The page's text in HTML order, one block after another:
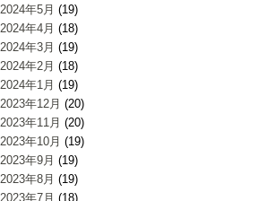
2024年5月 (19)
2024年4月 (18)
2024年3月 (19)
2024年2月 (18)
2024年1月 (19)
2023年12月 (20)
2023年11月 (20)
2023年10月 (19)
2023年9月 (19)
2023年8月 (19)
2023年7月 (18)